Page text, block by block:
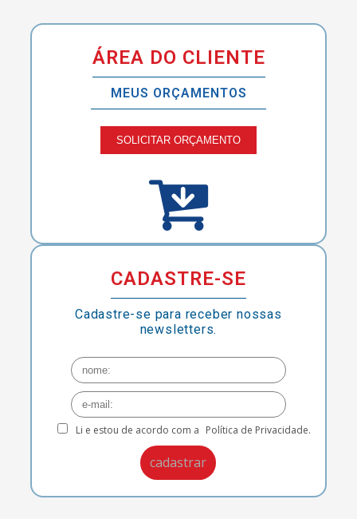
ÁREA DO CLIENTE
MEUS ORÇAMENTOS
SOLICITAR ORÇAMENTO
CADASTRE-SE
Cadastre-se para receber nossas
newsletters.
Li e estou de acordo com a Política de Privacidade.